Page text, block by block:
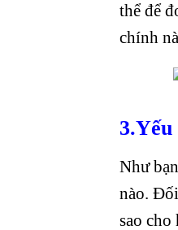
thể để
chính
Như
nào.
sao cho